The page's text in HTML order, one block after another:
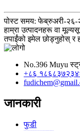
पोस्ट समय: फेब्रुअरी-
हाम्रा उत्पादनहरू वा
तपाईंको इमेल छोड्नुहोस् र
No.396 Muyu
+८६
जानकारी
फुडी